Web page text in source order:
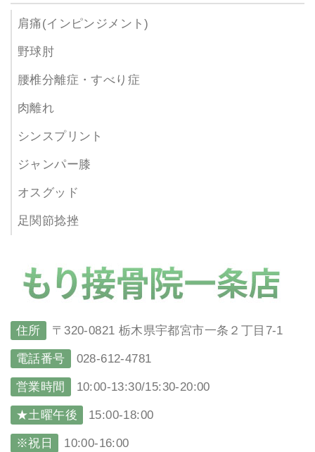
肩痛(インピンジメント)
野球肘
腰椎分離症・すべり症
肉離れ
シンスプリント
ジャンパー膝
オスグッド
足関節捻挫
住所 〒320-0821 栃木県宇都宮市一条２丁目7-1
電話番号 028-612-4781
営業時間 10:00-13:30/15:30-20:00
★土曜午後 15:00-18:00
※祝日 10:00-16:00